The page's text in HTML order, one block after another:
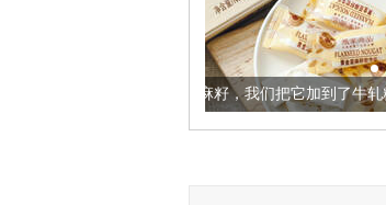
康的黄金亚麻籽，我们把它加到了牛轧糖里